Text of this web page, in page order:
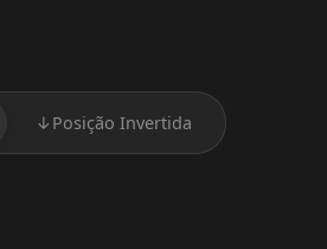
↓ Posição Invertida